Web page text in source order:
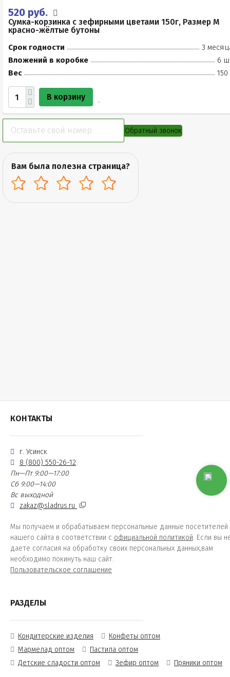
520 руб.
Сумка-корзинка с зефирными цветами 150г, Размер М
красно-жёлтые бутоны
Срок годности
3
Вложений в коробке
6
Вес
150
В корзину
Обратный звонок
Вам была полезна страница?
КОНТАКТЫ
г. Усинск
8 (800) 550-26-12
Пн—Пт 9:00—17:00
Сб 9:00—14:00
Вс выходной
zakaz@sladrus.ru
Мы получаем и обрабатываем персональные данные посетителей
нашего сайта в соответствии с официальной политикой. Если вы
даете согласия на обработку своих персональных данных,вам
необходимо покинуть наш сайт.
Пользовательское соглашение
РАЗДЕЛЫ
Кондитерские изделия
Конфеты оптом
Мармелад оптом
Пастила оптом
Детские сладости оптом
Зефир оптом Пряники оптом